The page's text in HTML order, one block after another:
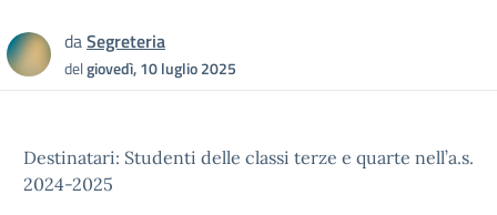
daSegreteria
delgiovedì, 10 luglio 2025
Destinatari: Studenti delle classi terze e quarte nell’a.s.
2024-2025